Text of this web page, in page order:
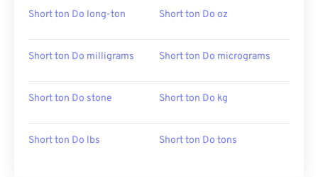
Short ton Do long-ton Short ton Do oz
Short ton Do milligrams Short ton Do micrograms
Short ton Do stone Short ton Do kg
Short ton Do lbs Short ton Do tons